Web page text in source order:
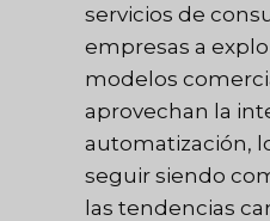
servicios de
empresas a
modelos
aprovechan la
automatización,
seguir siendo
las tendencias